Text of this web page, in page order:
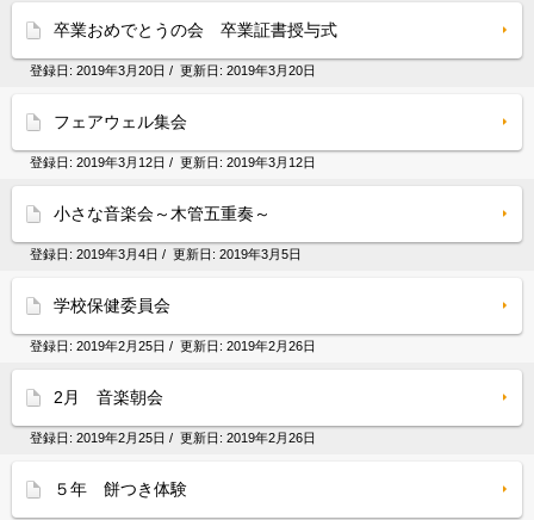
卒業おめでとうの会 卒業証書授与式
登録日: 2019年3月20日 / 更新日: 2019年3月20日
フェアウェル集会
登録日: 2019年3月12日 / 更新日: 2019年3月12日
小さな音楽会～木管五重奏～
登録日: 2019年3月4日 / 更新日: 2019年3月5日
学校保健委員会
登録日: 2019年2月25日 / 更新日: 2019年2月26日
2月 音楽朝会
登録日: 2019年2月25日 / 更新日: 2019年2月26日
５年 餅つき体験